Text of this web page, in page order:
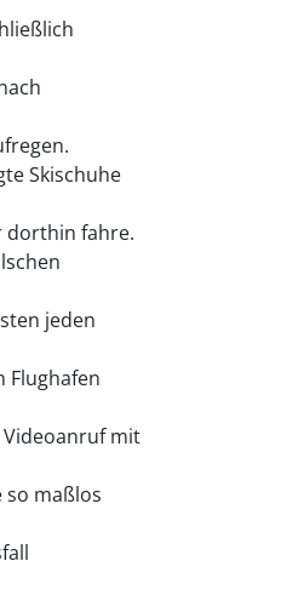
Skischuhe
dorthin fahre.
jeden
Flughafen
Videoanruf mit
so maßlos